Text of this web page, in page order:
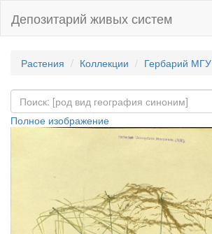
Депозитарий живых систем
Растения Коллекции Гербарий МГУ
Полное изображение